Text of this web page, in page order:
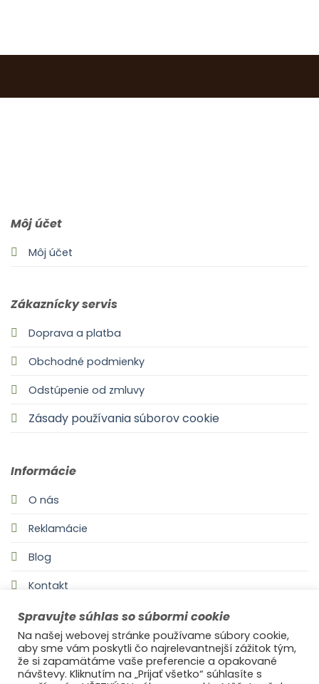
Môj účet
Môj účet
Zákaznícky servis
Doprava a platba
Obchodné podmienky
Odstúpenie od zmluvy
Zásady používania súborov cookie
Informácie
O nás
Reklamácie
Blog
Kontakt
Spravujte súhlas so súbormi cookie
Na našej webovej stránke používame súbory cookie,
aby sme vám poskytli čo najrelevantnejší zážitok tým,
že si zapamätáme vaše preferencie a opakované
návštevy. Kliknutím na „Prijať všetko“ súhlasíte s